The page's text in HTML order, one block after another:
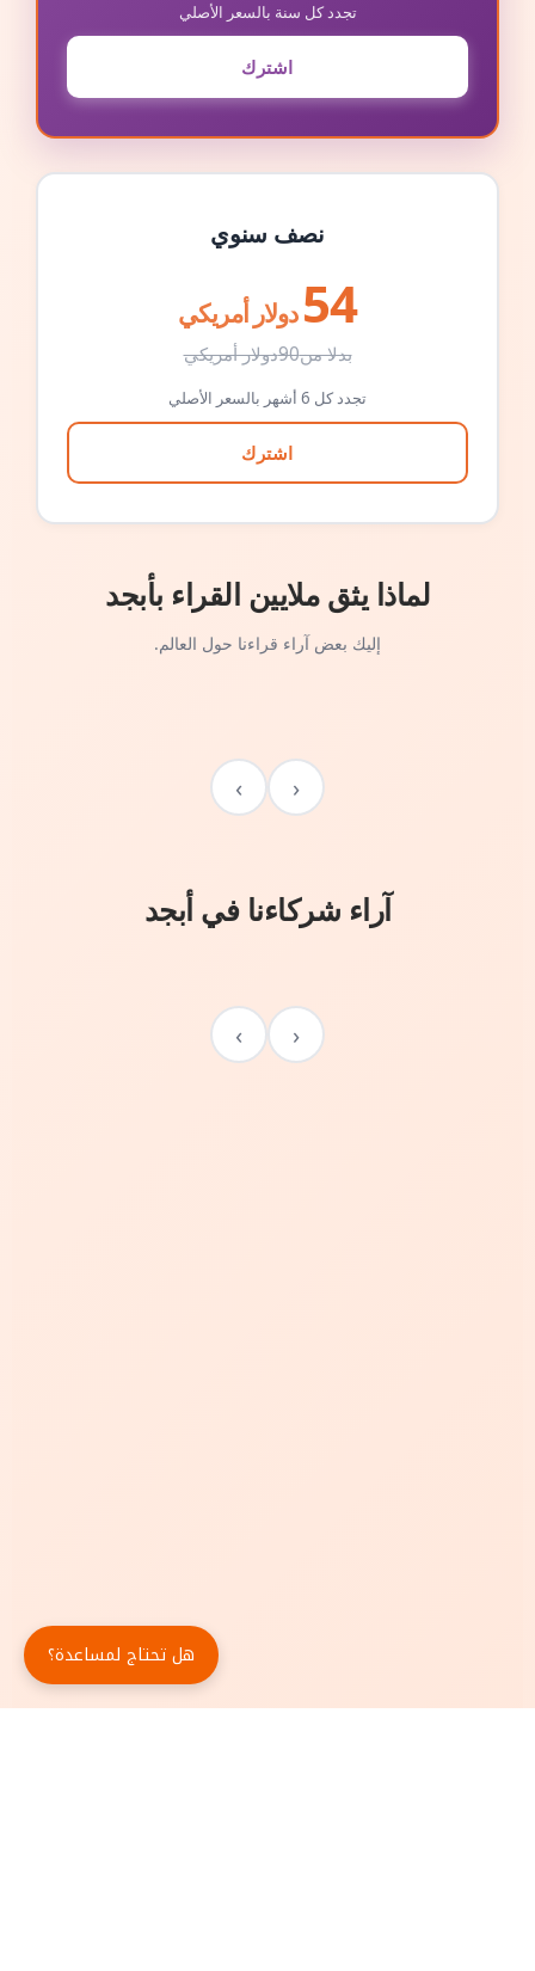
تجدد كل سنة بالسعر الأصلي
اشترك
نصف سنوي
54 دولار أمريكي
بدلا من90دولار أمريكي
تجدد كل 6 أشهر بالسعر الأصلي
اشترك
لماذا يثق ملايين القراء بأبجد
إليك بعض آراء قراءنا حول العالم.
‹
›
آراء شركاءنا في أبجد
‹
›
هل تحتاج لمساعدة؟